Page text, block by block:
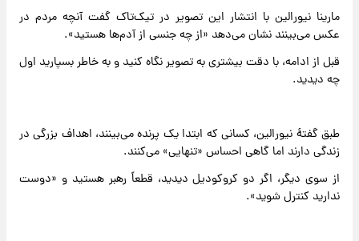
مارینا نیورالین با انتشار این تصویر در تیک‌تاک گفت آنچه مردم در
عکس می‌بینند نشان می‌دهد «از چه جنسی از آدم‌ها هستید».
قبل از ادامه، با دقت بیشتری به تصویر نگاه کنید و به خاطر بسپارید اول
چه دیدید.
طبق گفتهٔ نیورالین، کسانی که ابتدا یک پرنده می‌بینند، اهداف بزرگی در
زندگی دارند اما گاهی احساس «تنهایی» می‌کنند.
از سوی دیگر، اگر دو کروکودیل دیدید، قطعاً رهبر هستید و «دوست
ندارید کنترل شوید».